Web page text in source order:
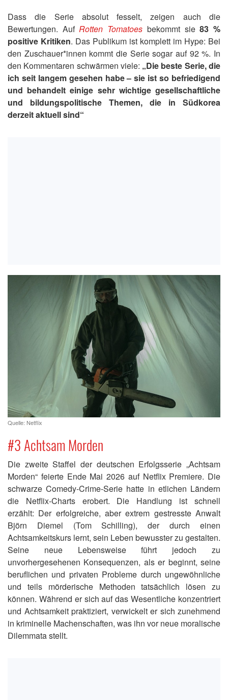
Dass die Serie absolut fesselt, zeigen auch die
Bewertungen. AufRotten Tomatoes bekommt sie83 %
positive Kritiken. Das Publikum ist komplett im Hype: Bei
den Zuschauer*innen kommt die Serie sogar auf 92 %. In
den Kommentaren schwärmen viele: „Die beste Serie, die
ich seit langem gesehen habe – sie ist so befriedigend
und behandelt einige sehr wichtige gesellschaftliche
und bildungspolitische Themen, die in Südkorea
derzeit aktuell sind“
Quelle: Netflix
#3 Achtsam Morden
Die zweite Staffel der deutschen Erfolgsserie „Achtsam
Morden“ feierte Ende Mai 2026 auf Netflix Premiere. Die
schwarze Comedy-Crime-Serie hatte in etlichen Ländern
die Netflix-Charts erobert. Die Handlung ist schnell
erzählt: Der erfolgreiche, aber extrem gestresste Anwalt
Björn Diemel (Tom Schilling), der durch einen
Achtsamkeitskurs lernt, sein Leben bewusster zu gestalten.
Seine neue Lebensweise führt jedoch zu
unvorhergesehenen Konsequenzen, als er beginnt, seine
beruflichen und privaten Probleme durch ungewöhnliche
und teils mörderische Methoden tatsächlich lösen zu
können. Während er sich auf das Wesentliche konzentriert
und Achtsamkeit praktiziert, verwickelt er sich zunehmend
in kriminelle Machenschaften, was ihn vor neue moralische
Dilemmata stellt.